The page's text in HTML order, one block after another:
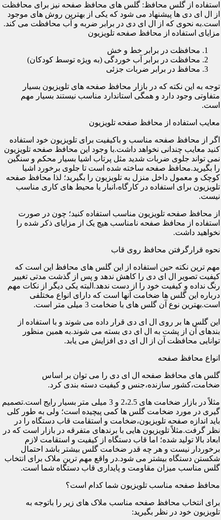
استفاده از گلس محافظ: گلس های محافظ صفحه نیز برای محافظت
از ال ای دی ها پیشنهاد می شود که یکی از بهترین روش های موجود
است.به نحوی که از ال ای دی در برابر ضربه و آب محافظت می کند.
مزایای استفاده از محافظ صفحه تلویزیون
محافظت در برابر خط و خش
محافظت در برابر آب خوردگی (به ویژه توسط کودکان)
محافظ در برابر ضربات جزئی
توجه به این نکته که در بازار محافظ صفحه های تلویزیون بسیار
متفاوتی وجود دارد و همگی استاندارد مناسب نیستند بسیار مهم
است.
معایب استفاده از محافظ صفحه تلویزیون
اگر از محافظ صفحه مناسب و باکیفیت برای تلویزیون خود استفاده
کنید معایب چندانی نخواهد داشت.با وجود این محافظ صفحه تلویزیون
نمی تواند جلوی ضربات شدید مثل پرتاب اشیا بسیار محکم و سنگین
را بگیرید.محافظ صفحه ساخته شده است تا جلوی برخورد اشیا
کوچک و معمول داخل منزل به تلویزیون را بگیرید؛ لذا محافظ صفحه
تلویزیون برای استفاده در کارگاه،انبار یا محیط های کاری مناسب
نیست.
از محافظ صفحه تلویزیون مناسب استفاده کنید؛ چون در صورت
استفاده از محافظ صفحه نامناسب هیچ یک از مزایای ذکر شده را
نخواهید داشت.
نحوه قرارگرفتن محافظ روی قاب
مهم ترین نکته حین استفاده از این گلس های محافظ این است که
کیفیت تصویر ال ای دی را کاهش ندهد و پس از گذشت مدتی تغییر
رنگ نداده و کیفیت خود را از دست ندهد.البته یکی دیگر از نکات مهم
درباره این گلس ها ضخامت آنها است که دارای انواع مختلفی
است.بهترین نوع آن گلس های با ضخامت 3 میلی متر است.
این گلس ها بر روی ال ای دی قرار داده می شوند و با استفاده از
بندهای آن از پشت به ال ای دی بسته می شوند.به همین منظور
توانایی محافظت آن از ال ای دی افزایش می یابد.
انواع محافظ صفحه
گلس های محافظ صفحه ال ای دی را می توان بر اساس
ضخامت،کشور سازنده،جنس و کیفیت دسته بندی کرد.
مثلاً در بازار ضخامت های 2،2.5 و 3 میلی متر بسیار رایج است.تصمیم
گیری در مورد ضخامت گلس ها کمی پیچیده است؛ ولی به طور کلی
باید اندازه صفحه تلویزیون،ضخامت و استقامت قاب دستگاه را در
نظر گرفت.مثلاً تلویزیون هایی با برندهای متفرقه در بازار است که در
ابعاد بالا تولید شده؛ اما قاب دستگاه از کیفیت و استقامت لازم
برخوردار نیست و هر چه قدر ضخامت گلس بیشتر باشد احتمال
شکستن دستگاه بیشتر می شود.در واقع مهم ترین ملاک برای انتخاب
گلس مناسب میزان مقاومت و پایداری قاب دستگاه شما است.
محافظ صفحه مناسب تلویزیون شما کدام است؟
برای انتخاب محافظ صفحه مناسب ملاک های زیر را باتوجه به
تلویزیون خود در نظر بگیرید: